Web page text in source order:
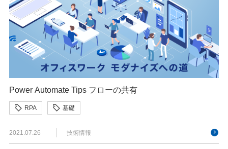
Power Automate Tips フローの共有
RPA 基礎
2021.07.26 技術情報